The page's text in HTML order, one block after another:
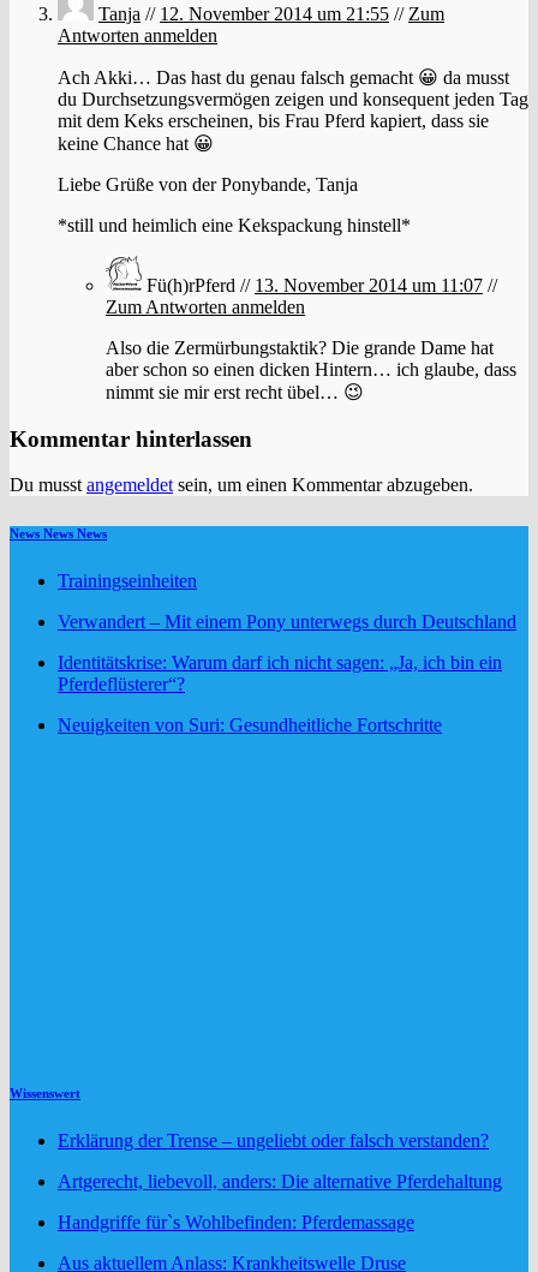
Tanja // 12. November 2014 um 21:55 // Zum
Antworten anmelden
Ach Akki… Das hast du genau falsch gemacht 😀 da musst
du Durchsetzungsvermögen zeigen und konsequent jeden Tag
mit dem Keks erscheinen, bis Frau Pferd kapiert, dass sie
keine Chance hat 😀
Liebe Grüße von der Ponybande, Tanja
*still und heimlich eine Kekspackung hinstell*
Fü(h)rPferd // 13. November 2014 um 11:07 //
Zum Antworten anmelden
Also die Zermürbungstaktik? Die grande Dame hat
aber schon so einen dicken Hintern… ich glaube, dass
nimmt sie mir erst recht übel… 😉
Kommentar hinterlassen
Du musst angemeldet sein, um einen Kommentar abzugeben.
News News News
Trainingseinheiten
Verwandert – Mit einem Pony unterwegs durch Deutschland
Identitätskrise: Warum darf ich nicht sagen: „Ja, ich bin ein
Pferdeflüsterer“?
Neuigkeiten von Suri: Gesundheitliche Fortschritte
Wissenswert
Erklärung der Trense – ungeliebt oder falsch verstanden?
Artgerecht, liebevoll, anders: Die alternative Pferdehaltung
Handgriffe für`s Wohlbefinden: Pferdemassage
Aus aktuellem Anlass: Krankheitswelle Druse